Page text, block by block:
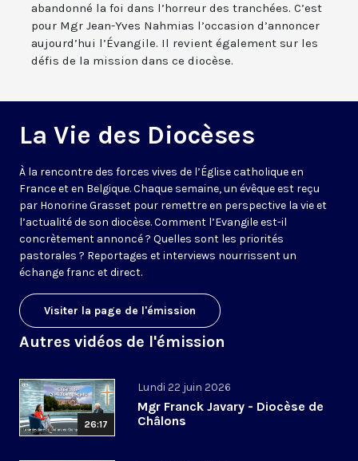
abandonné la foi dans l’horreur des tranchées. C’est
pour Mgr Jean-Yves Nahmias l’occasion d’annoncer
aujourd’hui l’Évangile. Il revient également sur les
défis de la mission dans ce diocèse.
La Vie des Diocèses
À la rencontre des forces vives de l’Église catholique en
France et en Belgique. Chaque semaine, un évêque est reçu
par Honorine Grasset pour remettre en perspective la vie et
l’actualité de son diocèse. Comment l’Evangile est-il
concrètement annoncé ? Quelles sont les priorités
pastorales ? Reportages et interviews nourrissent un
échange franc et direct.
Visiter la page de l'émission
Autres vidéos de l'émission
26:17
Lundi 22 juin 2026
Mgr Franck Javary - Diocèse de
Châlons